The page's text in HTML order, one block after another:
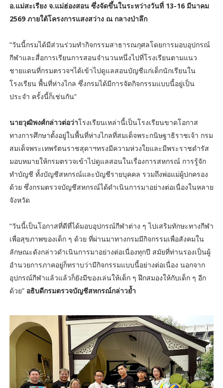
อ.แม่สะเรียง จ.แม่ฮ่องสอน ซึ่งจัดขึ้นในระหว่างวันที่ 13-16 มีนาคม
2569 ภายใต้โครงการแสงสว่าง ณ กลางป่าลึก
“วันนี้กรมได้มีส่วนร่วมทำกิจกรรมสาธารณกุศลโดยการมอบอุปกรณ์
กีฬาและสื่อการเรียนการสอนจำนวนหนึ่งไปที่โรงเรียนตามแนว
ชายแดนที่กรมตรวจฯได้เข้าไปดูแลสอนบัญชีแก่เด็กนักเรียนใน
โรงเรียน พื้นที่ห่างไกล ซึ่งกรมได้มีการจัดกิจกรรมแบบนี้อยู่เป็น
ประจำ ครั้งนี้ก็เช่นกัน”
นายวุฒิพงศ์กล่าวต่อว่าโรงเรียนเหล่านี้เป็นโรงเรียนขาดโอกาส
ทางการศึกษาตั้งอยู่ในพื้นที่ห่างไกลที่สมเด็จพระกนิษฐาธิราชเจ้า กรม
สมเด็จพระเทพรัตนราชสุดาฯทรงมีความห่วงใยและมีพระราชดำรัส
มอบหมายให้กรมตรวจเข้าไปดูแลสอนในเรื่องการสหกรณ์ การรู้จัก
ทำบัญชี ทั้งบัญชีสหกรณ์และบัญชีรายบุคคล รวมถึงพ่อแม่ผู้ปกครอง
ด้วย ซึ่งกรมตรวจบัญชีสหกรณ์ได้ดำเนินการมาอย่างต่อเนื่องในหลาย
จังหวัด
“วันนี้เป็นโอกาสที่ดีที่ได้มอบอุปกรณ์กีฬาต่าง ๆ ไปเสริมทักษะทางกีฬา
เพื่อสุขภาพของเด็ก ๆ ด้วย ที่ผ่านมาทางกรมมีกิจกรรมเพื่อสังคมใน
ลักษณะดังกล่าวดำเนินการมาอย่างต่อเนื่องทุกปี สมัยที่ท่านรองเป็นผู้
อำนวยการภาคอยู่ก็ทราบว่ามีกิจกรรมแบบนี้อย่างต่อเนื่อง นอกจาก
อุปกรณ์กีฬาแล้วแล้วก็ยังมีของเล่นให้เด็ก ๆ ฝึกสมองให้กับเด็ก ๆ อีก
ด้วย” อธิบดีกรมตรวจบัญชีสหกรณ์กล่าวย้ำ